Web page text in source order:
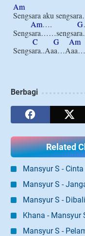
Am
Sengsara aku
Am…. G
C
G
Am
Berbagi
Related
Mansyur S -
Mansyur S -
Mansyur S -
Khana - Mansyur
Mansyur S -